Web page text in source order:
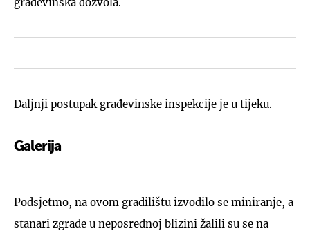
Daljnji postupak građevinske inspekcije je u tijeku.
Galerija
Podsjetmo, na ovom gradilištu izvodilo se miniranje, a
stanari zgrade u neposrednoj blizini žalili su se na